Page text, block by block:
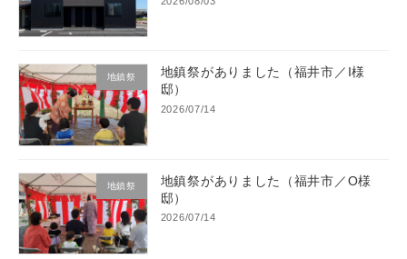
地鎮祭
地鎮祭がありました（福井市／I様
邸）
2026/07/14
地鎮祭
地鎮祭がありました（福井市／O様
邸）
2026/07/14